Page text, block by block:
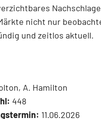
nicht nur
und zeitlos aktuell.
A. Hamilton
448
11.06.2026